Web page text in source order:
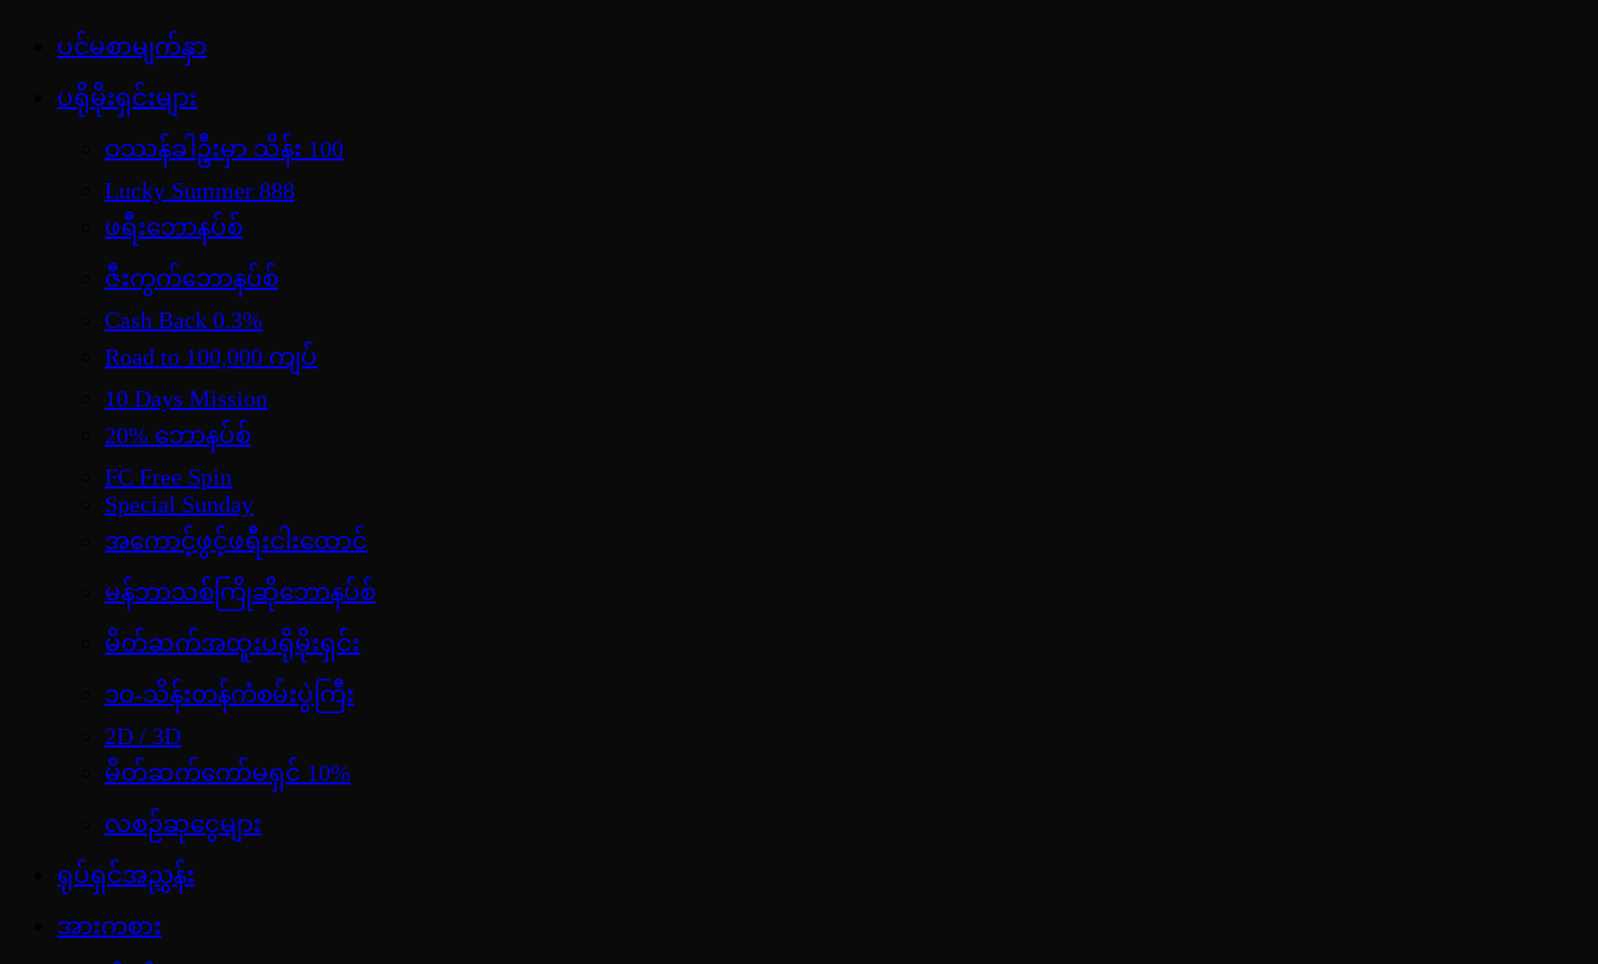
content
jdbKX News
အားကစားသတင်း | ရုပ်ရှင်အညွှန်း | စာအုပ်စင် | ဝတ္ထုတို
ပင်မစာမျက်နှာ
ပရိုမိုးရှင်းများ
ဝဿန်ခါဦးမှာ သိန်း 100
Lucky Summer 888
ဖရီးဘောနပ်စ်
ဇီးကွက်ဘောနပ်စ်
Cash Back 0.3%
Road to 100,000 ကျပ်
10 Days Mission
20% ဘောနပ်စ်
FC Free Spin
Special Sunday
အကောင့်ဖွင့်ဖရီးငါးထောင်
မန်ဘာသစ်ကြိုဆိုဘောနပ်စ်
မိတ်ဆက်အထူးပရိုမိုးရှင်း
၁၀-သိန်းတန်ကံစမ်းပွဲကြီး
2D / 3D
မိတ်ဆက်ကော်မရှင် 10%
လစဉ်ဆုငွေများ
ရုပ်ရှင်အညွှန်း
အားကစား